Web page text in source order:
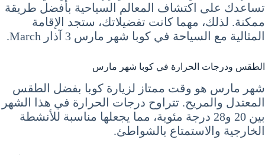
تساعدك على اكتشاف المعالم السياحية بأفضل طريقة
ممكنة. لذلك، مهما كانت تفضيلاتك، ستجد الإقامة
المثالية مع السياحة في كوبا شهر مارس 3 آذار March.
الطقس ودرجات الحرارة في كوبا شهر مارس
شهر مارس هو وقت ممتاز لزيارة كوبا بفضل الطقس
المعتدل والمريح. تتراوح درجات الحرارة في هذا الشهر
بين 20 و28 درجة مئوية، مما يجعلها مناسبة للأنشطة
الخارجية والاستمتاع بالشواطئ.